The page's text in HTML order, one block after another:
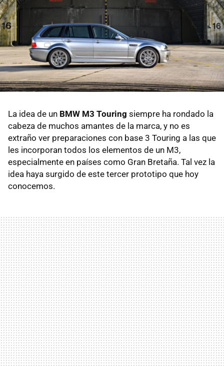
La idea de un BMW M3 Touring siempre ha rondado la
cabeza de muchos amantes de la marca, y no es
extraño ver preparaciones con base 3 Touring a las que
les incorporan todos los elementos de un M3,
especialmente en países como Gran Bretaña. Tal vez la
idea haya surgido de este tercer prototipo que hoy
conocemos.